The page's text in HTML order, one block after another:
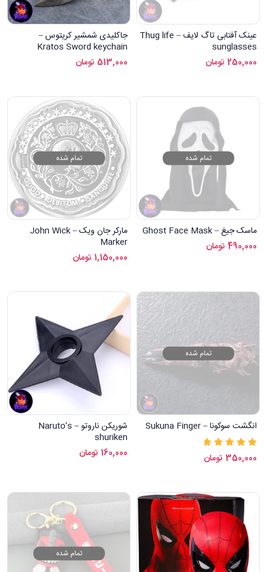
عینک آفتابی تاگ لایف – Thug life
sunglasses
250,000 تومان
جاکلیدی شمشیر کریتوس –
Kratos Sword keychain
513,000 تومان
تمام شده
ماسک جیغ – Ghost Face Mask
490,000 تومان
تمام شده
مارکر جان ویک – John Wick
Marker
1,150,000 تومان
تمام شده
انگشت سوکونا – Sukuna Finger
350,000 تومان 5.00 از 5
شوریکن ناروتو – Naruto’s
shuriken
160,000 تومان
تمام شده